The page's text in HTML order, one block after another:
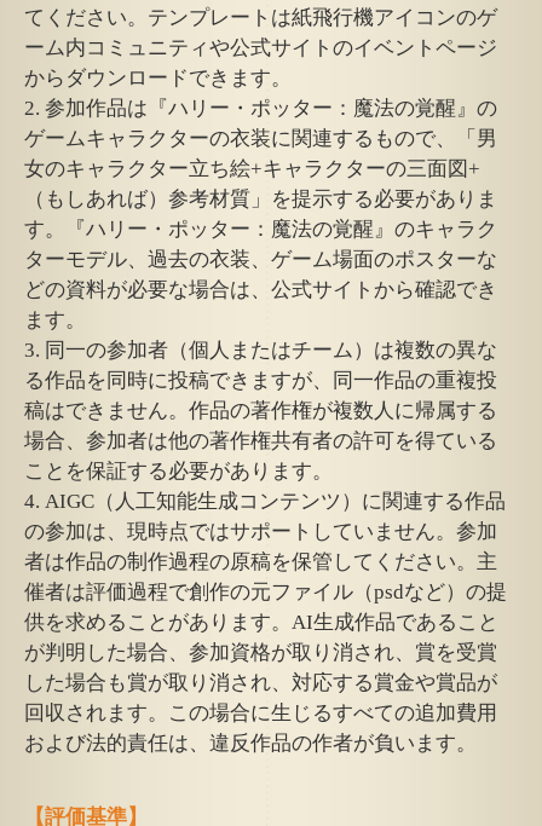
てください。テンプレートは紙飛行機アイコンのゲ
ーム内コミュニティや公式サイトのイベントページ
からダウンロードできます。
2. 参加作品は『ハリー・ポッター：魔法の覚醒』の
ゲームキャラクターの衣装に関連するもので、「男
女のキャラクター立ち絵+キャラクターの三面図+
（もしあれば）参考材質」を提示する必要がありま
す。『ハリー・ポッター：魔法の覚醒』のキャラク
ターモデル、過去の衣装、ゲーム場面のポスターな
どの資料が必要な場合は、公式サイトから確認でき
ます。
3. 同一の参加者（個人またはチーム）は複数の異な
る作品を同時に投稿できますが、同一作品の重複投
稿はできません。作品の著作権が複数人に帰属する
場合、参加者は他の著作権共有者の許可を得ている
ことを保証する必要があります。
4. AIGC（人工知能生成コンテンツ）に関連する作品
の参加は、現時点ではサポートしていません。参加
者は作品の制作過程の原稿を保管してください。主
催者は評価過程で創作の元ファイル（psdなど）の提
供を求めることがあります。AI生成作品であること
が判明した場合、参加資格が取り消され、賞を受賞
した場合も賞が取り消され、対応する賞金や賞品が
回収されます。この場合に生じるすべての追加費用
および法的責任は、違反作品の作者が負います。
【評価基準】